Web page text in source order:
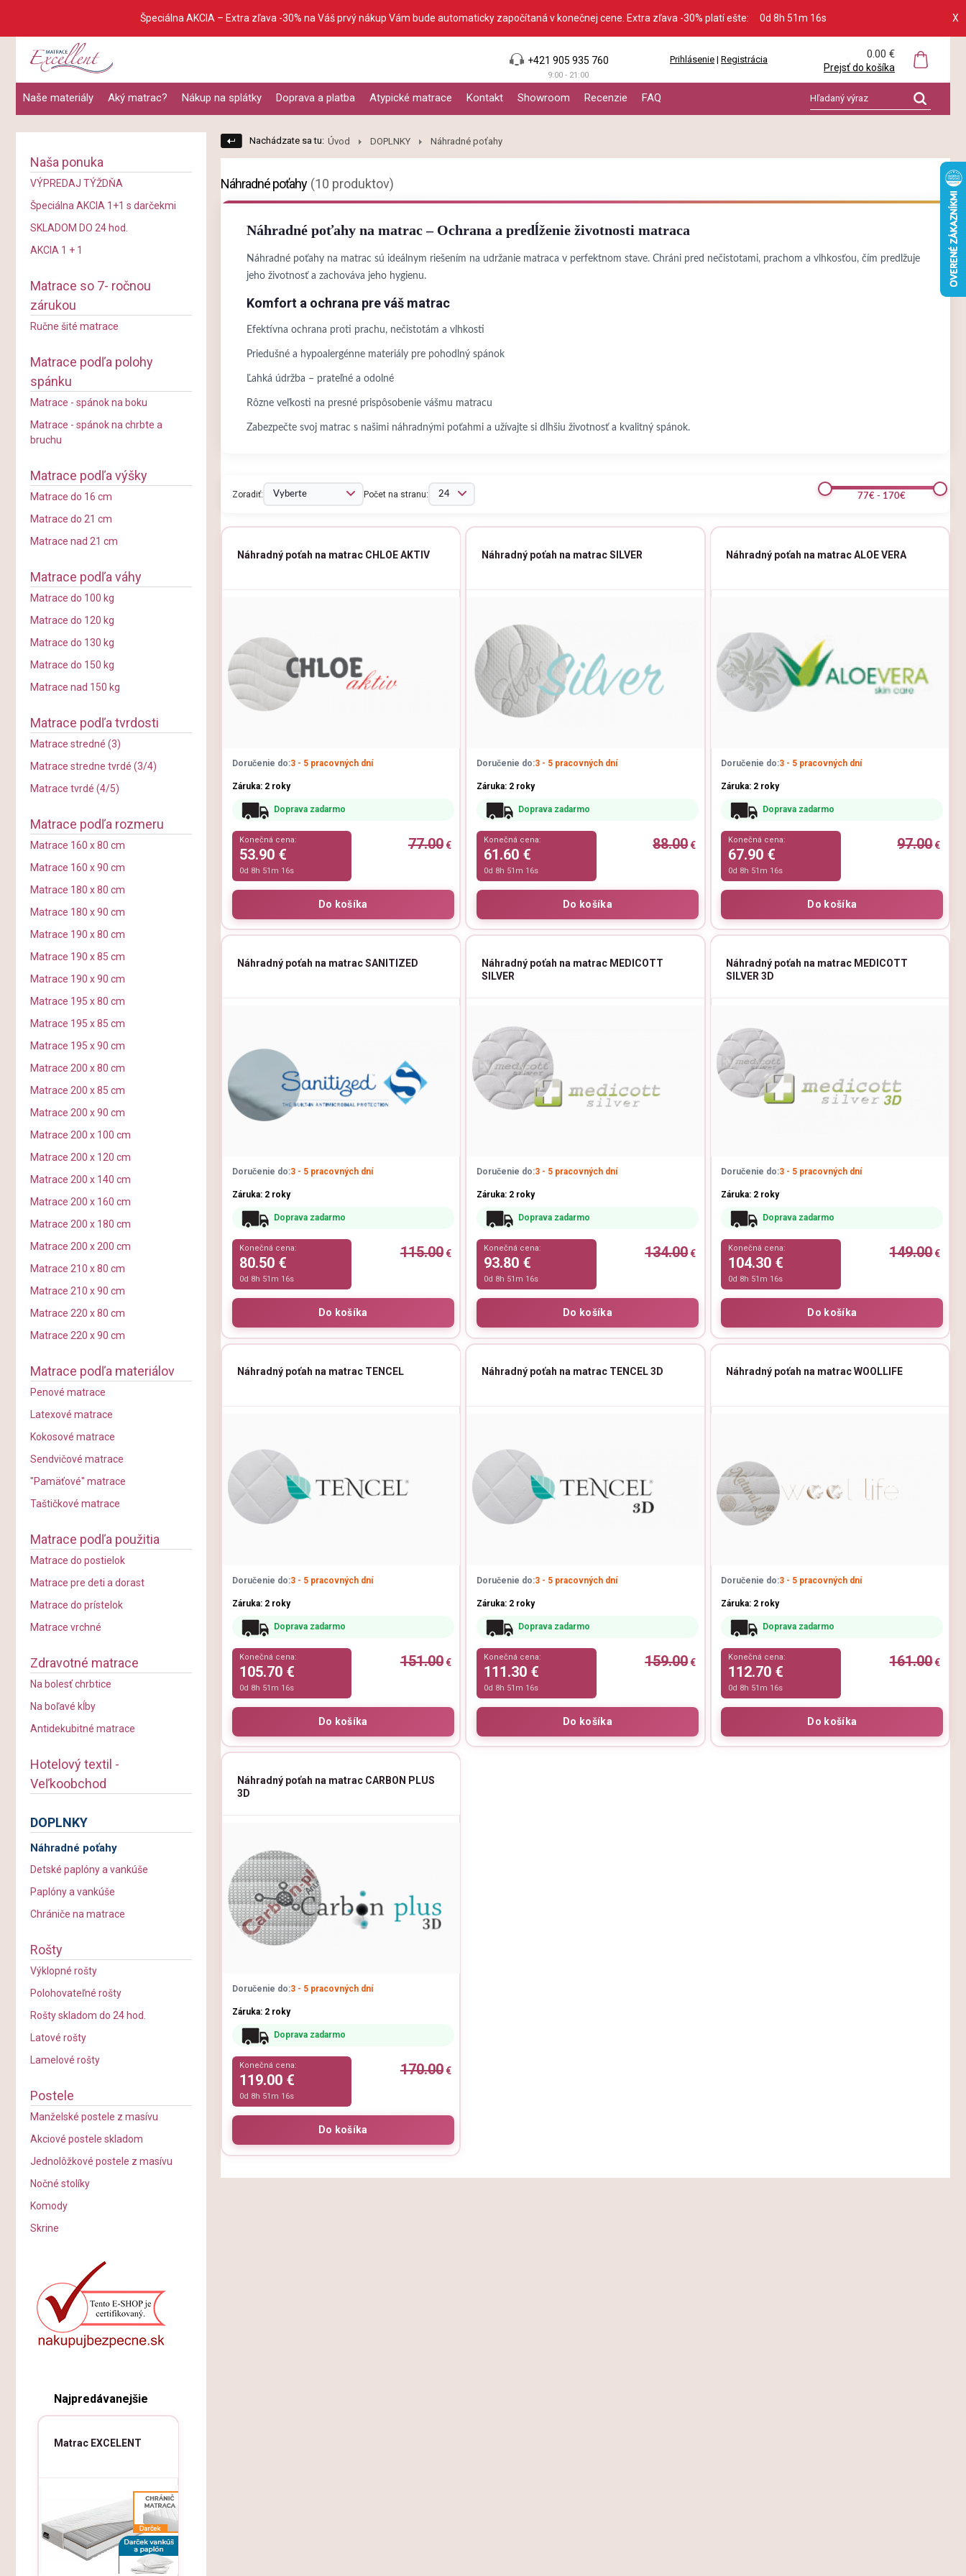
Špeciálna AKCIA – Extra zľava -30% na Váš prvý nákup Vám bude automaticky započítaná v konečnej cene. Extra zľava -30% platí ešte: 0d 8h 51m 15s X
+421 905 935 760
9:00 - 21:00
0.00 €
Prejsť do košíka
Prihlásenie | Registrácia
Naše materiály Aký matrac? Nákup na splátky Doprava a platba Atypické matrace Kontakt Showroom Recenzie FAQ
Naša ponuka
VÝPREDAJ TÝŽDŇA
Špeciálna AKCIA 1+1 s darčekmi
SKLADOM DO 24 hod.
AKCIA 1 + 1
Matrace so 7- ročnou
zárukou
Ručne šité matrace
Matrace podľa polohy
spánku
Matrace - spánok na boku
Matrace - spánok na chrbte a
bruchu
Matrace podľa výšky
Matrace do 16 cm
Matrace do 21 cm
Matrace nad 21 cm
Matrace podľa váhy
Matrace do 100 kg
Matrace do 120 kg
Matrace do 130 kg
Matrace do 150 kg
Matrace nad 150 kg
Matrace podľa tvrdosti
Matrace stredné (3)
Matrace stredne tvrdé (3/4)
Matrace tvrdé (4/5)
Matrace podľa rozmeru
Matrace 160 x 80 cm
Matrace 160 x 90 cm
Matrace 180 x 80 cm
Matrace 180 x 90 cm
Matrace 190 x 80 cm
Matrace 190 x 85 cm
Matrace 190 x 90 cm
Matrace 195 x 80 cm
Matrace 195 x 85 cm
Matrace 195 x 90 cm
Matrace 200 x 80 cm
Matrace 200 x 85 cm
Matrace 200 x 90 cm
Matrace 200 x 100 cm
Matrace 200 x 120 cm
Matrace 200 x 140 cm
Matrace 200 x 160 cm
Matrace 200 x 180 cm
Matrace 200 x 200 cm
Matrace 210 x 80 cm
Matrace 210 x 90 cm
Matrace 220 x 80 cm
Matrace 220 x 90 cm
Matrace podľa materiálov
Penové matrace
Latexové matrace
Kokosové matrace
Sendvičové matrace
"Pamäťové" matrace
Taštičkové matrace
Matrace podľa použitia
Matrace do postielok
Matrace pre deti a dorast
Matrace do prístelok
Matrace vrchné
Zdravotné matrace
Na bolesť chrbtice
Na boľavé kĺby
Antidekubitné matrace
Hotelový textil -
Veľkoobchod
DOPLNKY
Náhradné poťahy
Detské paplóny a vankúše
Paplóny a vankúše
Chrániče na matrace
Rošty
Výklopné rošty
Polohovateľné rošty
Rošty skladom do 24 hod.
Latové rošty
Lamelové rošty
Postele
Manželské postele z masívu
Akciové postele skladom
Jednolôžkové postele z masívu
Nočné stolíky
Komody
Skrine
Najpredávanejšie
Matrac EXCELENT
Nachádzate sa tu: Úvod DOPLNKY Náhradné poťahy
Náhradné poťahy (10 produktov)
Náhradné poťahy na matrac – Ochrana a predĺženie životnosti matraca
Náhradné poťahy na matrac sú ideálnym riešením na udržanie matraca v perfektnom stave. Chráni pred nečistotami, prachom a vlhkosťou, čím predlžuje
jeho životnosť a zachováva jeho hygienu.
Komfort a ochrana pre váš matrac
Efektívna ochrana proti prachu, nečistotám a vlhkosti
Priedušné a hypoalergénne materiály pre pohodlný spánok
Ľahká údržba – prateľné a odolné
Rôzne veľkosti na presné prispôsobenie vášmu matracu
Zabezpečte svoj matrac s našimi náhradnými poťahmi a užívajte si dlhšiu životnosť a kvalitný spánok.
Zoradiť: Počet na stranu: 77€ - 170€
Náhradný poťah na matrac CHLOE AKTIV
Doručenie do:3 - 5 pracovných dní
Záruka: 2 roky
Doprava zadarmo
77.00€
Konečná cena:
53.90 €
0d 8h 51m 15s
Náhradný poťah na matrac SILVER
Doručenie do:3 - 5 pracovných dní
Záruka: 2 roky
Doprava zadarmo
88.00€
Konečná cena:
61.60 €
0d 8h 51m 15s
Náhradný poťah na matrac ALOE VERA
Doručenie do:3 - 5 pracovných dní
Záruka: 2 roky
Doprava zadarmo
97.00€
Konečná cena:
67.90 €
0d 8h 51m 15s
Náhradný poťah na matrac SANITIZED
Doručenie do:3 - 5 pracovných dní
Záruka: 2 roky
Doprava zadarmo
115.00€
Konečná cena:
80.50 €
0d 8h 51m 15s
Náhradný poťah na matrac MEDICOTT
SILVER
Doručenie do:3 - 5 pracovných dní
Záruka: 2 roky
Doprava zadarmo
134.00€
Konečná cena:
93.80 €
0d 8h 51m 15s
Náhradný poťah na matrac MEDICOTT
SILVER 3D
Doručenie do:3 - 5 pracovných dní
Záruka: 2 roky
Doprava zadarmo
149.00€
Konečná cena:
104.30 €
0d 8h 51m 15s
Náhradný poťah na matrac TENCEL
Doručenie do:3 - 5 pracovných dní
Záruka: 2 roky
Doprava zadarmo
151.00€
Konečná cena:
105.70 €
0d 8h 51m 15s
Náhradný poťah na matrac TENCEL 3D
Doručenie do:3 - 5 pracovných dní
Záruka: 2 roky
Doprava zadarmo
159.00€
Konečná cena:
111.30 €
0d 8h 51m 15s
Náhradný poťah na matrac WOOLLIFE
Doručenie do:3 - 5 pracovných dní
Záruka: 2 roky
Doprava zadarmo
161.00€
Konečná cena:
112.70 €
0d 8h 51m 15s
Náhradný poťah na matrac CARBON PLUS
3D
Doručenie do:3 - 5 pracovných dní
Záruka: 2 roky
Doprava zadarmo
170.00€
Konečná cena:
119.00 €
0d 8h 51m 15s